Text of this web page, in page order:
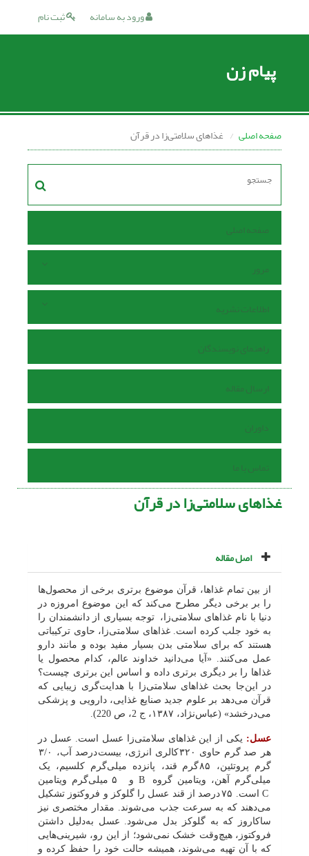
ثبت نام ورود به سامانه
پیام زن
صفحه اصلی غذاهای سلامتی‌زا در قرآن
صفحه اصلی
مرور
اطلاعات نشریه
راهنمای نویسندگان
ارسال مقاله
داوران
تماس با ما
غذاهای سلامتی‌زا در قرآن
اصل مقاله
از بین تمام غذاها، قرآن موضوع برترى برخى از محصول‌ها
را بر برخى دیگر مطرح مى‌کند که این موضوع امروزه در
دنیا با نام غذاهاى سلامتى‌زا، توجه بسیارى از دانشمندان را
به خود جلب کرده است. غذاهاى سلامتى‌زا، حاوى ترکیباتى
هستند که براى سلامتى بدن بسیار مفید بوده و مانند دارو
عمل مى‌کنند. «آیا می‌دانید خداوند عالم، کدام محصول یا
غذاها را بر دیگرى برترى داده و اساس این برترى چیست؟
در این‌جا بحث غذاهاى سلامتى‌زا با هدایت‌گرى زیبایى که
قرآن مى‌دهد بر علوم جدید صنایع غذایى، دارویى و پزشکى
مى‌درخشد» (عباس‌نژاد، ١٣٨٧، ج 2، ص 220).
عسل: یکی از این غذاهاى سلامتى‌زا عسل است. عسل در
گرم پروتئین، ٨۵ گرم قند، پانزده میلى‌گرم کلسیم، یک
میلى‌گرم آهن، ویتامین گروه
B و ۵ میلی‌گرم ویتامین
C است. ٧۵
درصد از قند عسل را گلوکز و فروکتوز تشکیل
مى‌دهند که به سرعت جذب مى‌شوند. مقدار مختصرى نیز
ساکاروز که به گلوکز بدل مى‌شود. عسل به‌دلیل داشتن
فروکتوز، هیچ‌وقت خشک نمى‌شود؛ از این رو، شیرینى‌هایى
که با آن تهیه مى‌شوند، همیشه حالت خود را حفظ کرده و